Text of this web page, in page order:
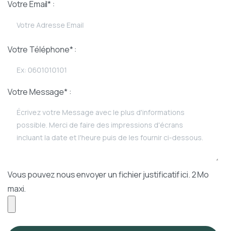
Votre Email* :
Votre Téléphone* :
Votre Message* :
Vous pouvez nous envoyer un fichier justificatif ici. 2 Mo
maxi.